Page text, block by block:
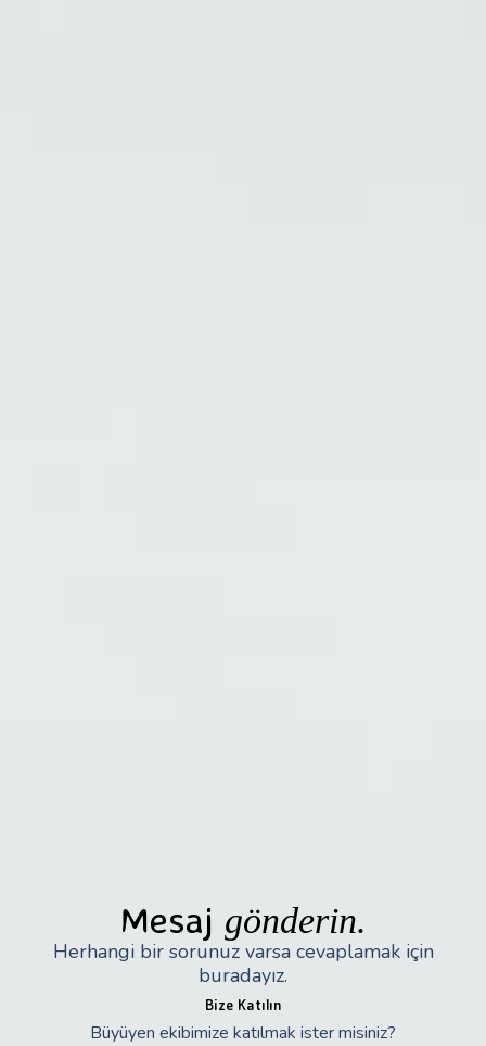
Mesaj gönderin.
Herhangi bir sorunuz varsa cevaplamak için
buradayız.
Bize Katılın
Büyüyen ekibimize katılmak ister misiniz?